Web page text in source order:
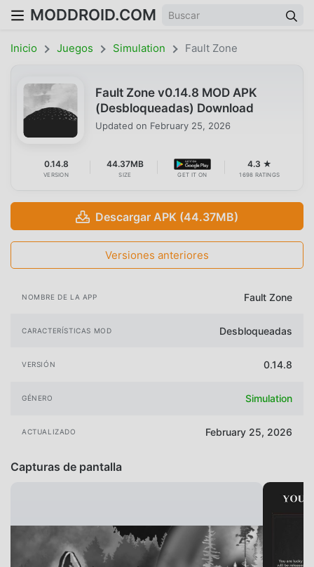
MODDROID.COM
Inicio Juegos Simulation Fault Zone
Fault Zone v0.14.8 MOD APK
(Desbloqueadas) Download
Updated on February 25, 2026
0.14.8
VERSION
44.37MB
SIZE GET IT ON
4.3 ★
1698 RATINGS
Descargar APK (44.37MB)
Versiones anteriores
NOMBRE DE LA APP Fault Zone
CARACTERÍSTICAS MOD Desbloqueadas
VERSIÓN 0.14.8
GÉNERO Simulation
ACTUALIZADO February 25, 2026
Capturas de pantalla